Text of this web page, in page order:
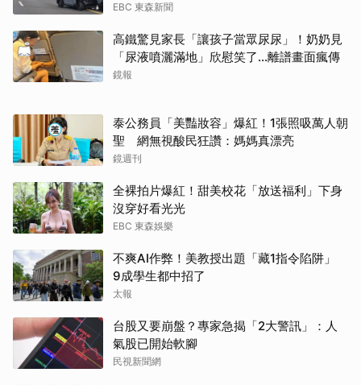
EBC 東森新聞
高鐵驚見家長「讓孩子當眾尿尿」！奶奶見
「尿液噴灑滿地」欣慰笑了…離譜畫面瘋傳
鏡報
泰公務員「美豔妝容」爆紅！1張照吸萬人朝
聖 網無視酸民狂讚：媽媽真漂亮
鏡週刊
全裸拍片爆紅！甜美校花「放送福利」下身
沒穿好看光光
EBC 東森娛樂
不爽AI作弊！美教授出題「藏1指令陷阱」
9成學生都中招了
太報
台股又要崩盤？專家急揭「2大警訊」：人
氣股已開始軟腳
民視新聞網